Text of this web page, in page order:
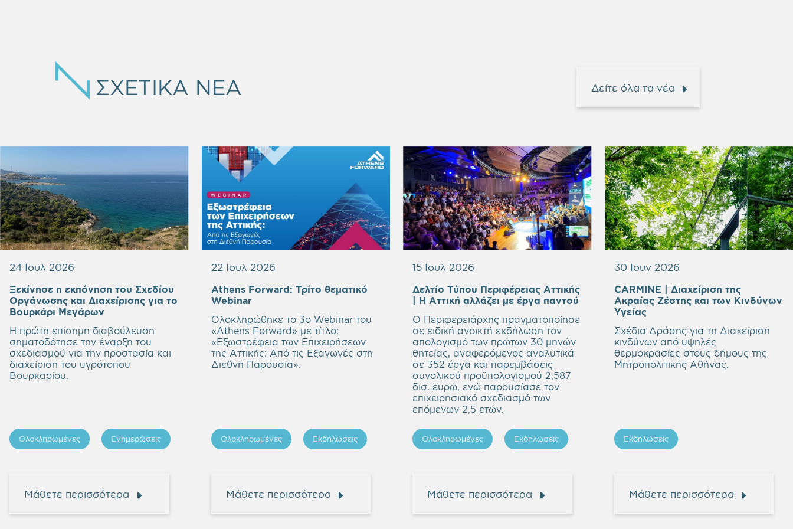
ΣΧΕΤΙΚΑ ΝΕΑ Δείτε όλα τα νέα
24 Ιουλ 2026
Ξεκίνησε η εκπόνηση του Σχεδίου
Οργάνωσης και Διαχείρισης για το
Βουρκάρι Μεγάρων
Η πρώτη επίσημη διαβούλευση
σηματοδότησε την έναρξη του
σχεδιασμού για την προστασία και
διαχείριση του υγρότοπου
Βουρκαρίου.
Ολοκληρωμένες Ενημερώσεις
Μάθετε περισσότερα
22 Ιουλ 2026
Athens Forward: Τρίτο θεματικό
Webinar
Ολοκληρώθηκε το 3ο Webinar του
«Athens Forward» με τίτλο:
«Εξωστρέφεια των Επιχειρήσεων
της Αττικής: Από τις Εξαγωγές στη
Διεθνή Παρουσία».
Ολοκληρωμένες Εκδηλώσεις
Μάθετε περισσότερα
15 Ιουλ 2026
Δελτίο Τύπου Περιφέρειας Αττικής
| Η Αττική αλλάζει με έργα παντού
heading
Ο Περιφερειάρχης πραγματοποίησε
σε ειδική ανοικτή εκδήλωση τον
απολογισμό των πρώτων 30 μηνών
θητείας, αναφερόμενος αναλυτικά
σε 352 έργα και παρεμβάσεις
συνολικού προϋπολογισμού 2,587
δισ. ευρώ, ενώ παρουσίασε τον
επιχειρησιακό σχεδιασμό των
επόμενων 2,5 ετών.
Ολοκληρωμένες Εκδηλώσεις
Μάθετε περισσότερα
30 Ιουν 2026
CARMINE | Διαχείριση της
Aκραίας Ζέστης και των Κινδύνων
Υγείας
Σχέδια Δράσης για τη Διαχείριση
κινδύνων από υψηλές
θερμοκρασίες στους δήμους της
Μητροπολιτικής Αθήνας.
Εκδηλώσεις
Μάθετε περισσότερα